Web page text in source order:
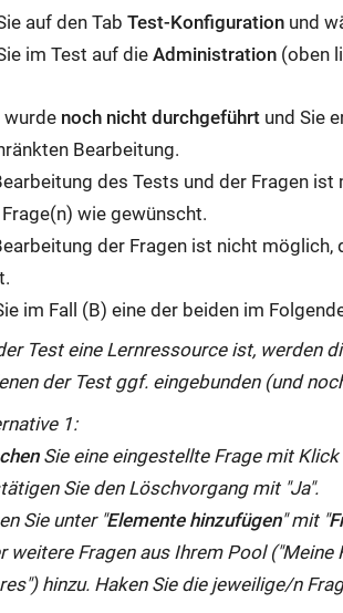
auf den TabTest-Konfiguration und
im Test auf dieAdministration (oben
wurde noch nicht durchgeführt und Sie
Bearbeitung.
des Tests und der Fragen
wie gewünscht.
der Fragen ist nicht möglich,
im Fall (B) eine der beiden im
Test eine Lernressource ist, werden
der Test ggf. eingebunden (und
1:
Sie eine eingestellte Frage mit
Sie den Löschvorgang mit "Ja".
Sie unter "Elemente hinzufügen" mit "
weitere Fragen aus Ihrem Pool ("Meine
hinzu. Haken Sie die jeweilige/n